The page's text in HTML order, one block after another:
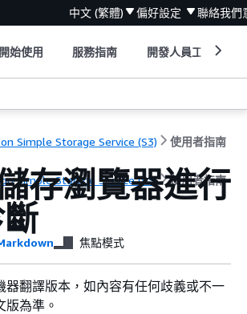
中文 (繁體) 偏好設定 聯絡我們
開始使用 服務指南 開發人員工具
Simple Storage Service (S3) 使用者指南
Simple Storage Service (S3) 使用者指南
存瀏覽器進行
焦點模式
器翻譯版本，如內容有任何歧義或不一
版為準。